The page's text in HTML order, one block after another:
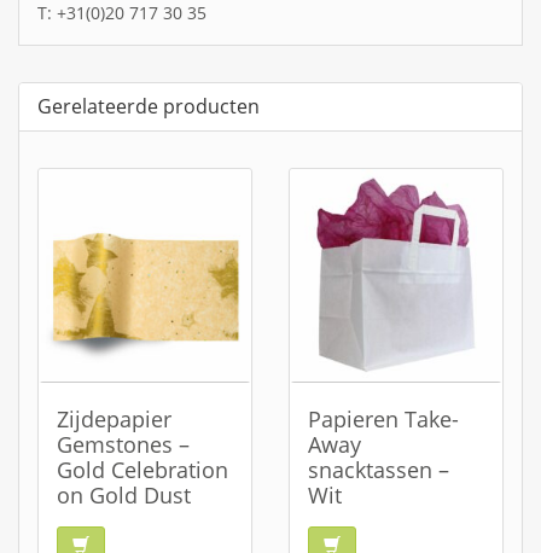
T: +31(0)20 717 30 35
Gerelateerde producten
Zijdepapier
Gemstones –
Gold Celebration
on Gold Dust
Papieren Take-
Away
snacktassen –
Wit